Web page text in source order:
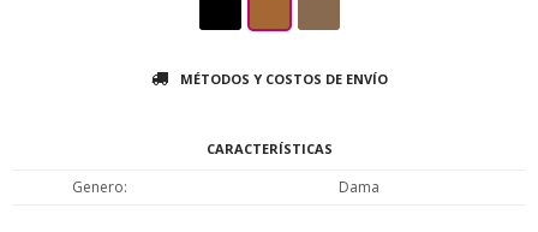
MÉTODOS Y COSTOS DE ENVÍO
CARACTERÍSTICAS
Genero Dama